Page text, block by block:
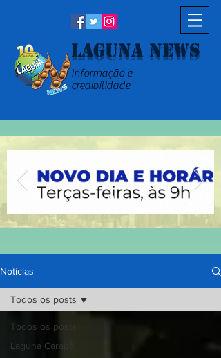
Laguna News
Informação e
credibilidade
Notícias
Todos os posts
Laguna Carapã
Todos os posts